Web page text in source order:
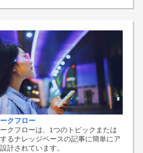
クフロー
クフローは、1つのトピックまたは
るナレッジベースの記事に簡単にア
計されています。